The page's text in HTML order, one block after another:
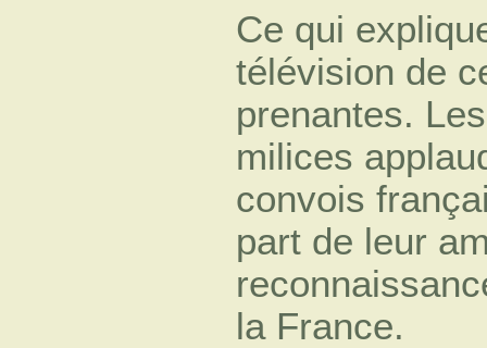
Ce qui
télévision de
prenantes.
milices
convois
part de leur
la France.